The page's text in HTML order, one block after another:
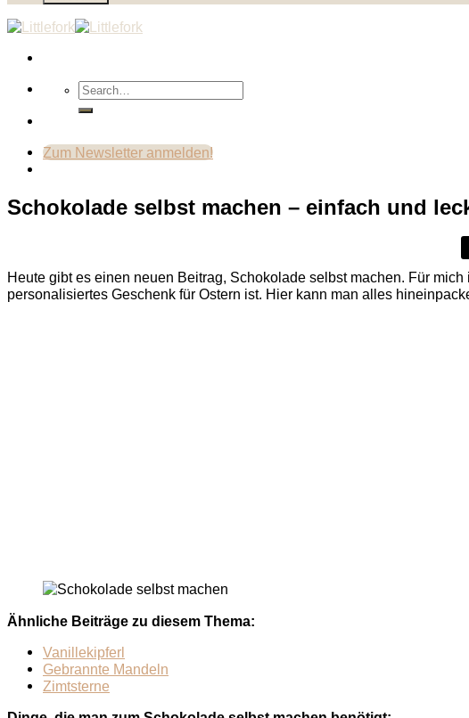
Zum Newsletter anmelden!
Schokolade selbst machen – einfach und
Heute gibt es einen neuen Beitrag, Schokolade selbst machen. Für
personalisiertes Geschenk für Ostern ist. Hier kann man alles
Ähnliche Beiträge zu diesem Thema:
Vanillekipferl
Gebrannte Mandeln
Zimtsterne